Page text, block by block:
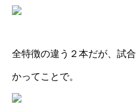
全特徴の違う２本だが、試
かってことで。